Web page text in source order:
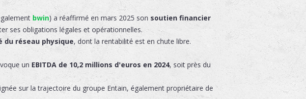
bwin) a réaffirmé en mars 2025 son soutien financier
ses obligations légales et opérationnelles.
du réseau physique, dont la rentabilité est en chute libre.
unEBITDA de 10,2 millions d'euros en 2024, soit près du
sur la trajectoire du groupe Entain, également propriétaire de